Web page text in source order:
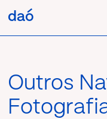
para
conteúdo
daó
daó
Outros